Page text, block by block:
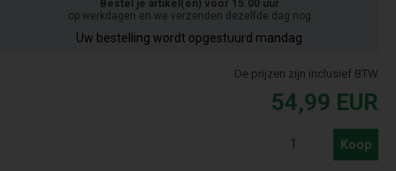
Bestel je artikel(en) voor 15.00 uur
op werkdagen en we verzenden dezelfde dag nog
Uw bestelling wordt opgestuurd mandag
De prijzen zijn inclusief BTW
54,99 EUR
Koop